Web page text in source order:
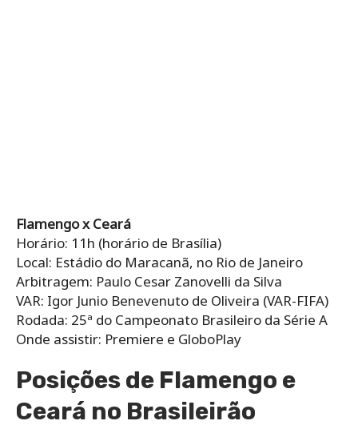
Flamengo x Ceará
Horário: 11h (horário de Brasília)
Local: Estádio do Maracanã, no Rio de Janeiro
Arbitragem: Paulo Cesar Zanovelli da Silva
VAR: Igor Junio Benevenuto de Oliveira (VAR-FIFA)
Rodada: 25ª do Campeonato Brasileiro da Série A
Onde assistir: Premiere e GloboPlay
Posições de Flamengo e
Ceará no Brasileirão